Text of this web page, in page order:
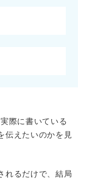
際に書いている
伝えたいのかを見
れるだけで、結局